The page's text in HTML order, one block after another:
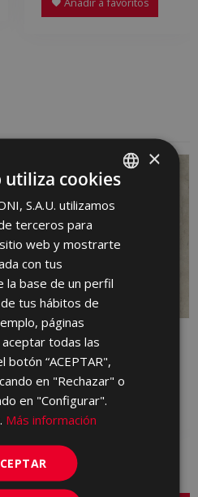
MENHIR ARENA ANTID
60 X 60
Añadir a favoritos
SPANISH
ENGLISH
GERMAN
×
utiliza cookies
S.A.U. utilizamos
terceros para
web y mostrarte
con tus
la base de un perfil
tus hábitos de
páginas
todas las
botón “ACEPTAR",
en "Rechazar" o
en "Configurar".
Más información